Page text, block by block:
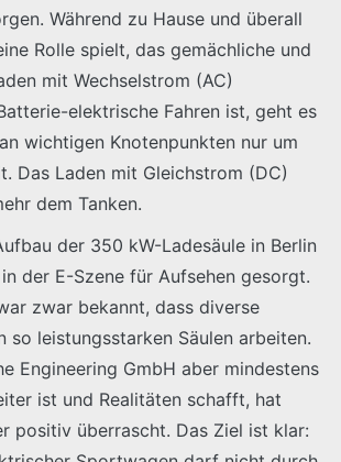
Während zu Hause und überall
Rolle spielt, das gemächliche und
mit Wechselstrom (AC)
elektrische Fahren ist, geht es
wichtigen Knotenpunkten nur um
Das Laden mit Gleichstrom (DC)
dem Tanken.
der 350 kW-Ladesäule in Berlin
der E-Szene für Aufsehen gesorgt.
zwar bekannt, dass diverse
so leistungsstarken Säulen arbeiten.
Engineering GmbH aber mindestens
ist und Realitäten schafft, hat
positiv überrascht. Das Ziel ist klar: